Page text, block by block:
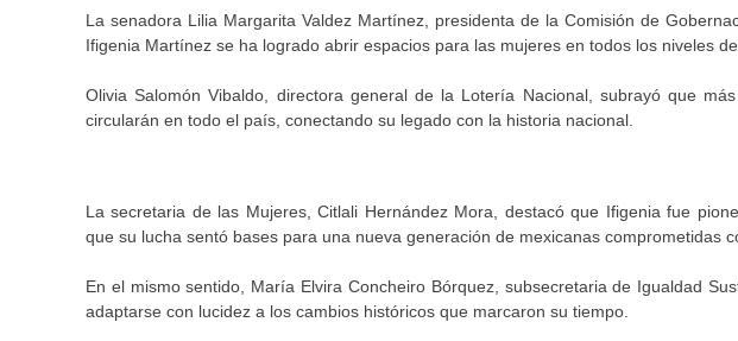
La senadora Lilia Margarita Valdez Martínez, presidenta de la Comisión de
Ifigenia Martínez se ha logrado abrir espacios para las mujeres en todos los niveles
Olivia Salomón Vibaldo, directora general de la Lotería Nacional, subrayó que
circularán en todo el país, conectando su legado con la historia nacional.
La secretaria de las Mujeres, Citlali Hernández Mora, destacó que Ifigenia fue
que su lucha sentó bases para una nueva generación de mexicanas comprometidas
En el mismo sentido, María Elvira Concheiro Bórquez, subsecretaria de Igualdad
adaptarse con lucidez a los cambios históricos que marcaron su tiempo.